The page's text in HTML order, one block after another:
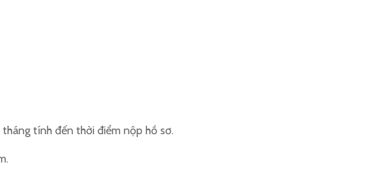
tính đến thời điểm nộp hồ sơ.